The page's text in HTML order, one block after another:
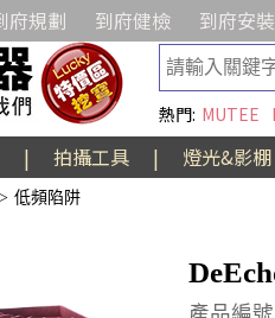
府規劃 到府健檢 到府安裝
熱門: MUTEE
| 拍攝工具 | 燈光&影棚
> 低頻陷阱
產品編